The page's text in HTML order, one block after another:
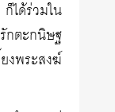
ได้ร่วมใน
ตะกนิษฐ
งพระสงฆ์